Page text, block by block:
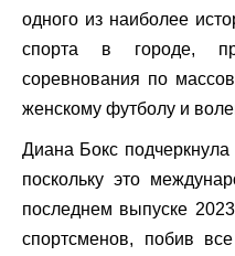
одного из наиболее
спорта в городе,
соревнования по
женскому футболу и
Диана Бокс подчеркнула
поскольку это
последнем выпуске
спортсменов, побив